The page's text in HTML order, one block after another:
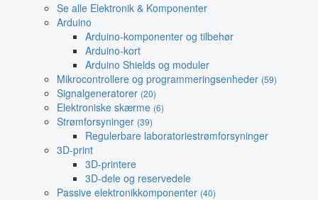
Se alle Elektronik & Komponenter
Arduino
Arduino-komponenter og tilbehør
Arduino-kort
Arduino Shields og moduler
Mikrocontrollere og programmeringsenheder (59)
Signalgeneratorer (20)
Elektroniske skærme (6)
Strømforsyninger (39)
Regulerbare laboratoriestrømforsyninger
3D-print
3D-printere
3D-dele og reservedele
Passive elektronikkomponenter (40)